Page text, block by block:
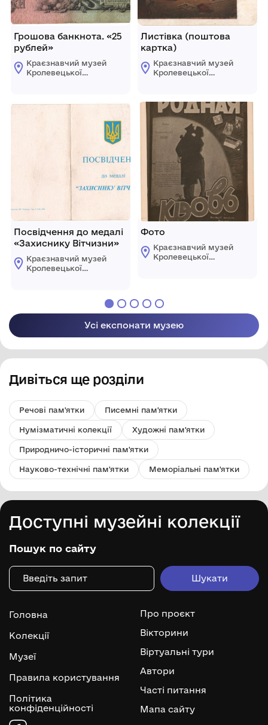
Грошова банкнота. «25
рублей»
Краєзнавчий музей
Кролевецької
Посвідчення до медалі
«Захиснику Вітчизни»
Краєзнавчий музей
Кролевецької
Листівка (поштова
картка)
Краєзнавчий музей
Кролевецької
Фото
Краєзнавчий музей
Кролевецької
Усі експонати музею
Дивіться ще розділи
Речові пам'ятки Писемні пам'ятки
Нумізматичні колекції Художні пам'ятки
Природничо-історичні пам'ятки
Науково-технічні пам'ятки Меморіальні пам'ятки
Доступні музейні колекції
Пошук по сайту
Головна
Колекції
Музеї
Правила користування
Політика
конфіденційності
Про проєкт
Вікторини
Віртуальні тури
Автори
Часті питання
Мапа сайту